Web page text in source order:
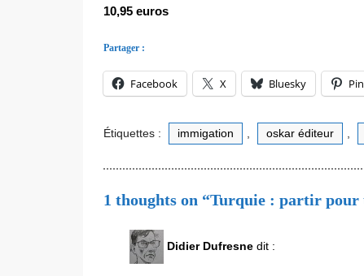
10,95 euros
Partager :
Facebook X Bluesky
Étiquettes : immigation oskar éditeur
1 thoughts on “Turquie : partir pour
Didier Dufresne dit :